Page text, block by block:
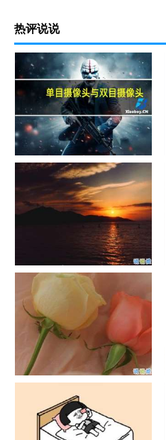
热评说说
单目摄像头与双目摄像头
日出文案温柔句子 看日出的微
信说说配图
官宣恋爱的说说配图 官宣句子